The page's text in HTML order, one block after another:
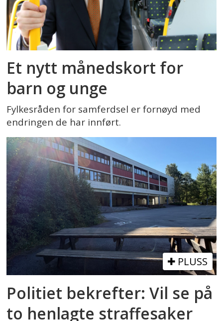
Et nytt månedskort for
barn og unge
Fylkesråden for samferdsel er fornøyd med
endringen de har innført.
PLUSS
Politiet bekrefter: Vil se på
to henlagte straffesaker